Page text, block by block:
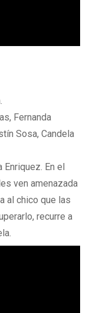
Fernanda
Sosa, Candela
Enriquez. En el
ven amenazada
al chico que las
recurre a